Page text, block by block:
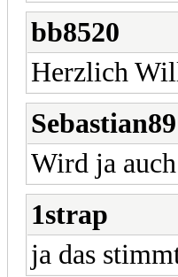
bb8520
Herzlich
Sebastian89
Wird ja
1strap
ja das